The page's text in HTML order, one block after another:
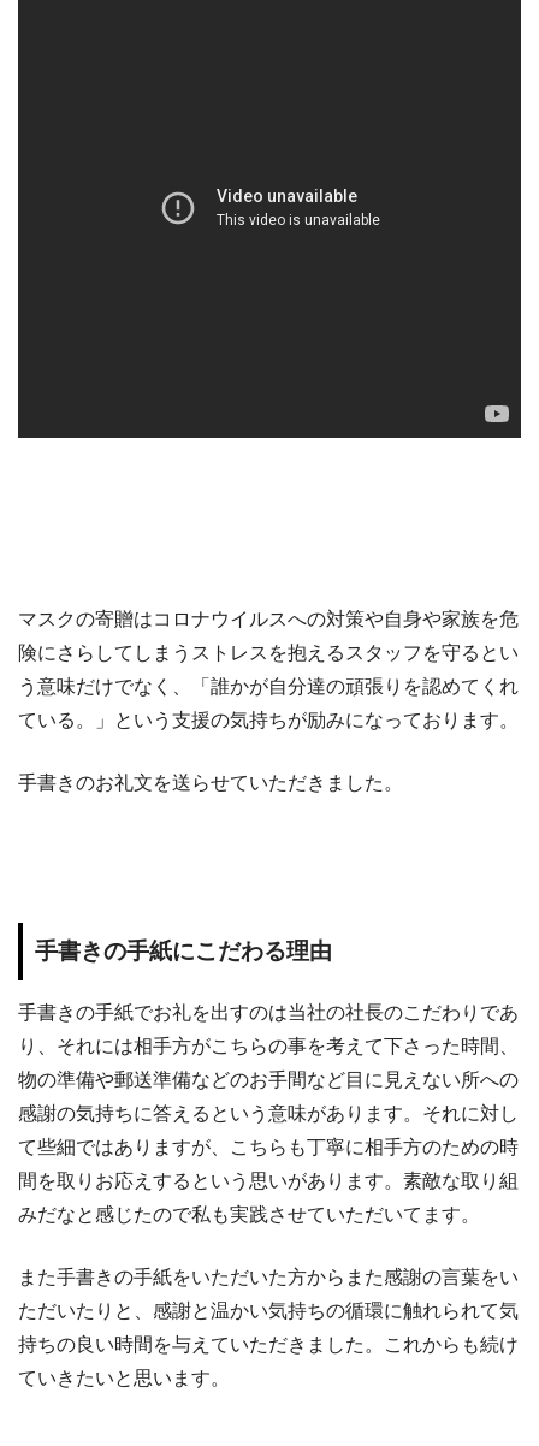
マスクの寄贈はコロナウイルスへの対策や自身や家族を危
険にさらしてしまうストレスを抱えるスタッフを守るとい
う意味だけでなく、「誰かが自分達の頑張りを認めてくれ
ている。」という支援の気持ちが励みになっております。
手書きのお礼文を送らせていただきました。
手書きの手紙にこだわる理由
手書きの手紙でお礼を出すのは当社の社長のこだわりであ
り、それには相手方がこちらの事を考えて下さった時間、
物の準備や郵送準備などのお手間など目に見えない所への
感謝の気持ちに答えるという意味があります。それに対し
て些細ではありますが、こちらも丁寧に相手方のための時
間を取りお応えするという思いがあります。素敵な取り組
みだなと感じたので私も実践させていただいてます。
また手書きの手紙をいただいた方からまた感謝の言葉をい
ただいたりと、感謝と温かい気持ちの循環に触れられて気
持ちの良い時間を与えていただきました。これからも続け
ていきたいと思います。